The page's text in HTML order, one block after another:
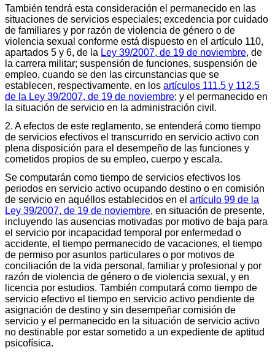
También tendrá esta consideración el permanecido en las
situaciones de servicios especiales; excedencia por cuidado
de familiares y por razón de violencia de género o de
violencia sexual conforme está dispuesto en el artículo 110,
apartados 5 y 6, de la Ley 39/2007, de 19 de noviembre, de
la carrera militar; suspensión de funciones, suspensión de
empleo, cuando se den las circunstancias que se
establecen, respectivamente, en los artículos 111.5 y 112.5
de la Ley 39/2007, de 19 de noviembre; y el permanecido en
la situación de servicio en la administración civil.
2. A efectos de este reglamento, se entenderá como tiempo
de servicios efectivos el transcurrido en servicio activo con
plena disposición para el desempeño de las funciones y
cometidos propios de su empleo, cuerpo y escala.
Se computarán como tiempo de servicios efectivos los
periodos en servicio activo ocupando destino o en comisión
de servicio en aquéllos establecidos en el artículo 99 de la
Ley 39/2007, de 19 de noviembre, en situación de presente,
incluyendo las ausencias motivadas por motivo de baja para
el servicio por incapacidad temporal por enfermedad o
accidente, el tiempo permanecido de vacaciones, el tiempo
de permiso por asuntos particulares o por motivos de
conciliación de la vida personal, familiar y profesional y por
razón de violencia de género o de violencia sexual, y en
licencia por estudios. También computará como tiempo de
servicio efectivo el tiempo en servicio activo pendiente de
asignación de destino y sin desempeñar comisión de
servicio y el permanecido en la situación de servicio activo
no destinable por estar sometido a un expediente de aptitud
psicofísica.